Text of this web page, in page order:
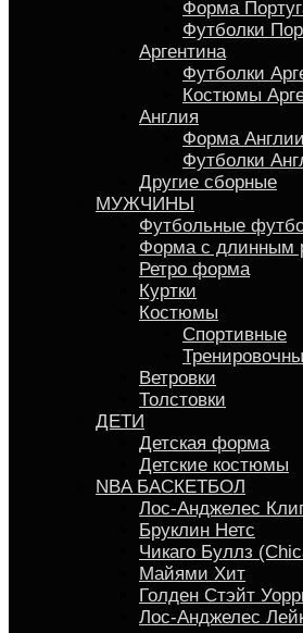
Форма
Футболки
Аргентина
Футболки
Костюмы
Англия
Форма Англии
Футболки
Другие сборные
МУЖЧИНЫ
Футбольные
Форма с длинным
Ретро форма
Куртки
Костюмы
Спортивные
Ветровки
Толстовки
ДЕТИ
Детская форма
Детские костюмы
NBA БАСКЕТБОЛ
Лос-Анджелес
Бруклин Нетс
Чикаго Буллз
Майями Хит
Голден Стэйт
Лос-Анджелес